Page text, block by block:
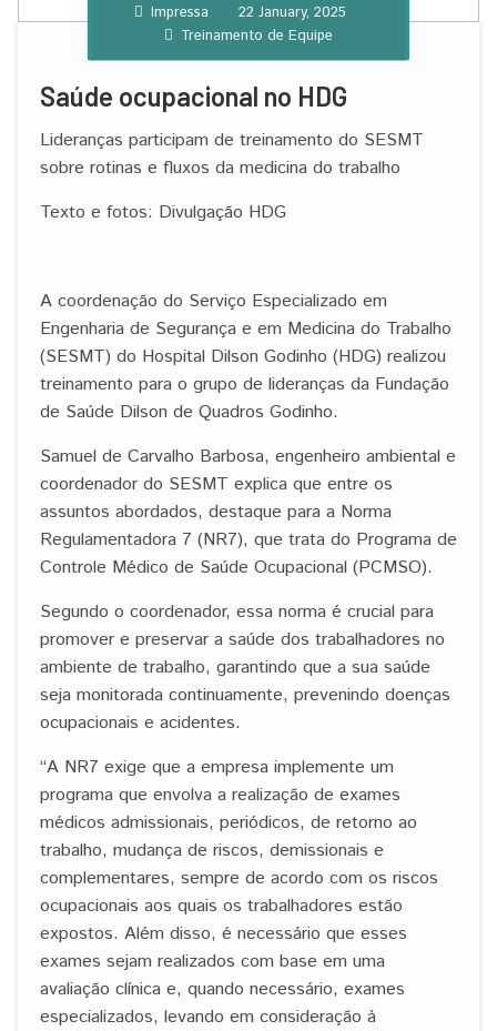
Impressa
22 January, 2025
Treinamento de Equipe
Saúde ocupacional no HDG
Lideranças participam de treinamento do SESMT
sobre rotinas e fluxos da medicina do trabalho
Texto e fotos: Divulgação HDG
A coordenação do Serviço Especializado em
Engenharia de Segurança e em Medicina do Trabalho
(SESMT) do Hospital Dilson Godinho (HDG) realizou
treinamento para o grupo de lideranças da Fundação
de Saúde Dilson de Quadros Godinho.
Samuel de Carvalho Barbosa, engenheiro ambiental e
coordenador do SESMT explica que entre os
assuntos abordados, destaque para a Norma
Regulamentadora 7 (NR7), que trata do Programa de
Controle Médico de Saúde Ocupacional (PCMSO).
Segundo o coordenador, essa norma é crucial para
promover e preservar a saúde dos trabalhadores no
ambiente de trabalho, garantindo que a sua saúde
seja monitorada continuamente, prevenindo doenças
ocupacionais e acidentes.
“A NR7 exige que a empresa implemente um
programa que envolva a realização de exames
médicos admissionais, periódicos, de retorno ao
trabalho, mudança de riscos, demissionais e
complementares, sempre de acordo com os riscos
ocupacionais aos quais os trabalhadores estão
expostos. Além disso, é necessário que esses
exames sejam realizados com base em uma
avaliação clínica e, quando necessário, exames
especializados, levando em consideração à